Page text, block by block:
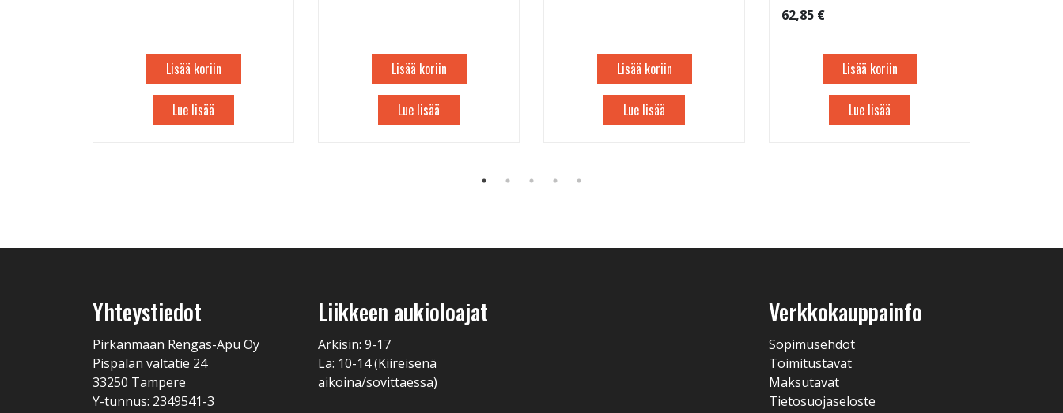
Lisää koriin
Lue lisää
Lisää koriin
Lue lisää
Lisää koriin
Lue lisää
62,85 €
Lisää koriin
Lue lisää
Yhteystiedot
Pirkanmaan Rengas-Apu Oy
Pispalan valtatie 24
33250 Tampere
Y-tunnus: 2349541-3
Liikkeen aukioloajat
Arkisin: 9-17
La: 10-14 (Kiireisenä
aikoina/sovittaessa)
Verkkokauppainfo
Sopimusehdot
Toimitustavat
Maksutavat
Tietosuojaseloste